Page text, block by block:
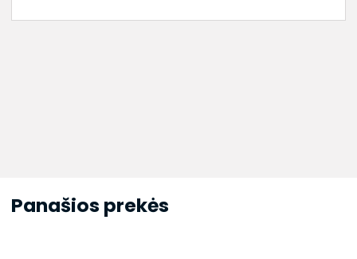
Panašios prekės